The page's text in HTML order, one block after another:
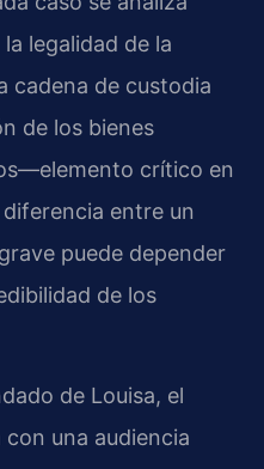
legalidad de la
cadena de custodia
de los bienes
crítico en
entre un
puede depender
de los
de Louisa, el
una audiencia